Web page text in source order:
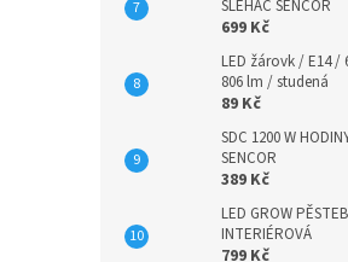
ŠLEHAČ SENCOR
699 Kč
LED žárovk / E14 /
806 lm / studená
89 Kč
SDC 1200 W
SENCOR
389 Kč
LED GROW
INTERIÉROVÁ
799 Kč